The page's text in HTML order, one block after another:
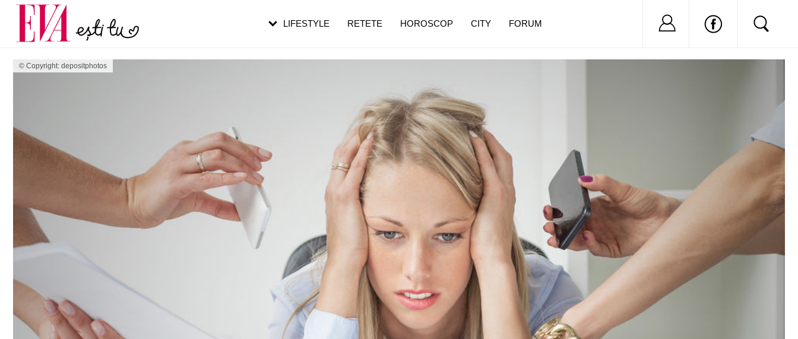
© Copyright: depositphotos
LIFESTYLE RETETE HOROSCOP CITY FORUM Nu ai cont?
Carieră
Actualitate
pe măsură ce înaintezi în vârstă
de dureroasă este investigația